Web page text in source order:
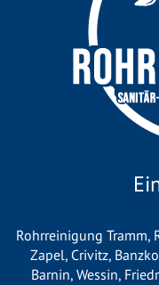
Rohrreinigung Tramm,
Zapel, Crivitz,
Barnin, Wessin,